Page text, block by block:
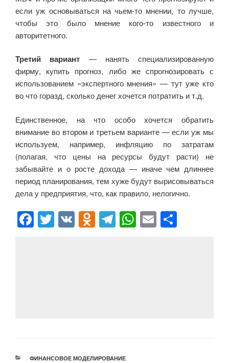
если уж основываться на чьем-то мнении, то лучше,
чтобы это было мнение кого-то известного и
авторитетного.
Третий вариант — нанять специализированную
фирму, купить прогноз, либо же спрогнозировать с
использованием «экспертного мнения» — тут уже кто
во что горазд, сколько денег хочется потратить и т.д.
Единственное, на что особо хочется обратить
внимание во втором и третьем варианте — если уж мы
используем, например, инфляцию по затратам
(полагая, что цены на ресурсы будут расти) не
забывайте и о росте дохода — иначе чем длиннее
период планирования, тем хуже будут вырисовываться
дела у предприятия, что, как правило, нелогично.
F T V O
ki
T W E
РУБРИКИ
ФИНАНСОВОЕ МОДЕЛИРОВАНИЕ